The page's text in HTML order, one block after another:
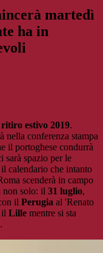
martedì
ha in
ritiro estivo 2019.
nella conferenza stampa
il portoghese condurrà
sarà spazio per le
calendario che intanto
scenderà in campo
non solo: il 31 luglio,
il Perugia al 'Renato
il Lille mentre si sta
.